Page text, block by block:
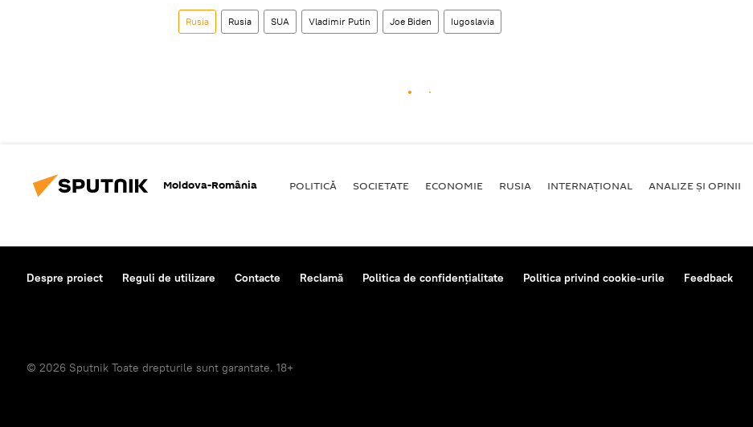
Rusia Rusia SUA Vladimir Putin Joe Biden Iugoslavia
Moldova-România POLITICĂ SOCIETATE ECONOMIE RUSIA INTERNAŢIONAL ANALIZE ȘI OPINII
Despre proiect Reguli de utilizare Contacte Reclamă Politica de confidențialitate Politica privind cookie-urile Feedback
© 2026 Sputnik Toate drepturile sunt garantate. 18+